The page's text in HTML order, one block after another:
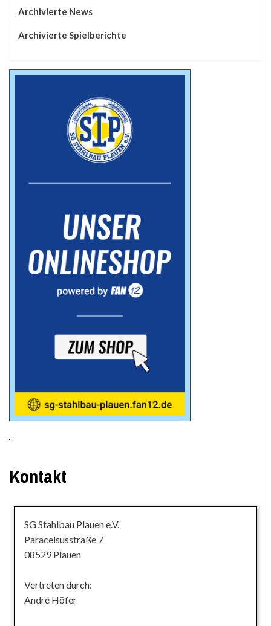
Archivierte News
Archivierte Spielberichte
Kontakt
SG Stahlbau Plauen e.V.
Paracelsusstraße 7
08529 Plauen
Vertreten durch:
André Höfer